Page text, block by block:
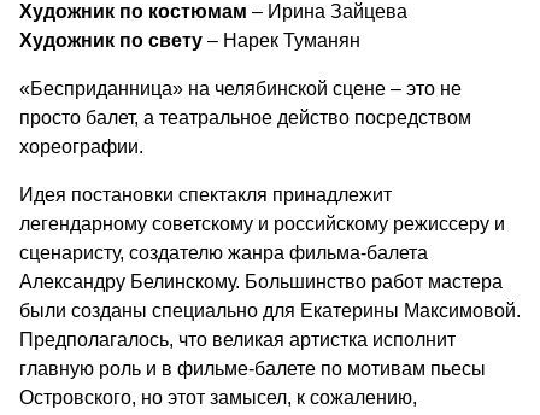
Художник по костюмам – Ирина Зайцева
Художник по свету – Нарек Туманян
«Бесприданница» на челябинской сцене – это не
просто балет, а театральное действо посредством
хореографии.
Идея постановки спектакля принадлежит
легендарному советскому и российскому режиссеру и
сценаристу, создателю жанра фильма-балета
Александру Белинскому. Большинство работ мастера
были созданы специально для Екатерины Максимовой.
Предполагалось, что великая артистка исполнит
главную роль и в фильме-балете по мотивам пьесы
Островского, но этот замысел, к сожалению,